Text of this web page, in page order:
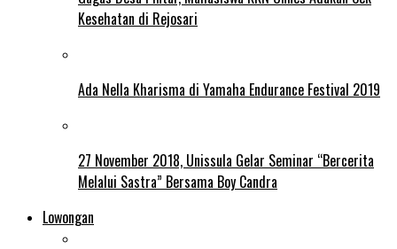
Kesehatan di Rejosari
Ada Nella Kharisma di Yamaha Endurance Festival 2019
27 November 2018, Unissula Gelar Seminar “Bercerita
Melalui Sastra” Bersama Boy Candra
Lowongan